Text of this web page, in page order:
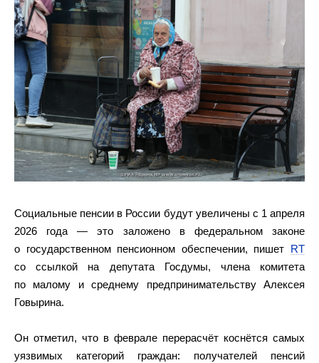
Социальные пенсии в России будут увеличены с 1 апреля
2026 года — это заложено в федеральном законе
о государственном пенсионном обеспечении, пишет RT
со ссылкой на депутата Госдумы, члена комитета
по малому и среднему предпринимательству Алексея
Говырина.
Он отметил, что в феврале перерасчёт коснётся самых
уязвимых категорий граждан: получателей пенсий